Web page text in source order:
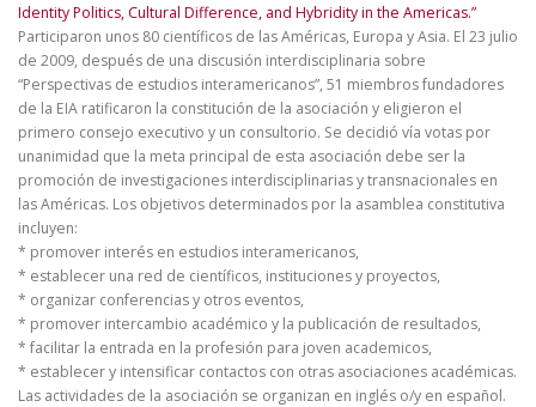
Identity Politics, Cultural Difference, and Hybridity in the Americas.”
Participaron unos 80 científicos de las Américas, Europa y Asia. El 23 julio
de 2009, después de una discusión interdisciplinaria sobre
“Perspectivas de estudios interamericanos”, 51 miembros fundadores
de la EIA ratificaron la constitución de la asociación y eligieron el
primero consejo executivo y un consultorio. Se decidió vía votas por
unanimidad que la meta principal de esta asociación debe ser la
promoción de investigaciones interdisciplinarias y transnacionales en
las Américas. Los objetivos determinados por la asamblea constitutiva
incluyen:
* promover interés en estudios interamericanos,
* establecer una red de científicos, instituciones y proyectos,
* organizar conferencias y otros eventos,
* promover intercambio académico y la publicación de resultados,
* facilitar la entrada en la profesión para joven academicos,
* establecer y intensificar contactos con otras asociaciones académicas.
Las actividades de la asociación se organizan en inglés o/y en español.